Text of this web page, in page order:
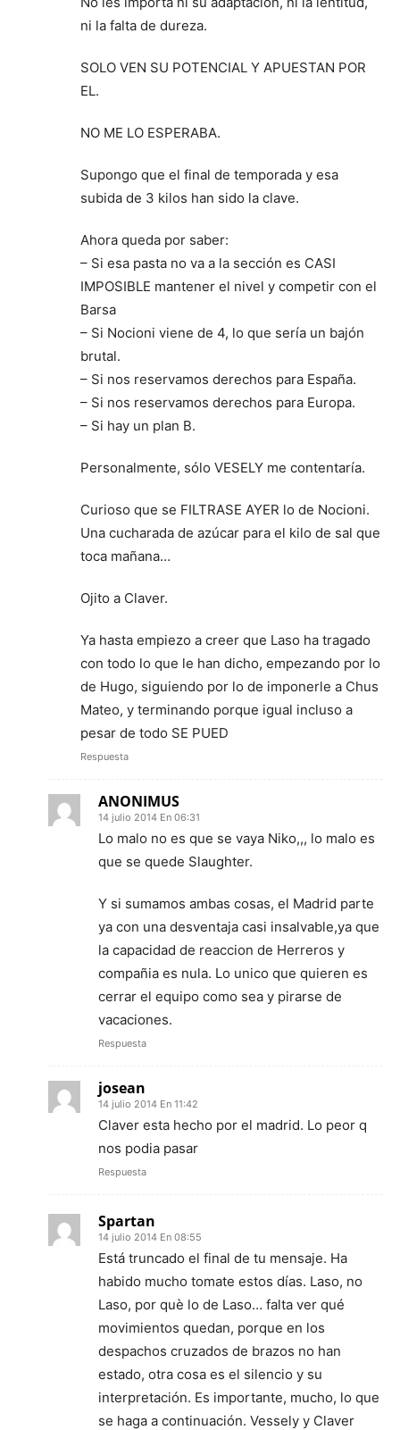
ni la falta de dureza.
SOLO VEN SU POTENCIAL Y APUESTAN POR
EL.
NO ME LO ESPERABA.
Supongo que el final de temporada y esa
subida de 3 kilos han sido la clave.
Ahora queda por saber:
– Si esa pasta no va a la sección es CASI
IMPOSIBLE mantener el nivel y competir con el
Barsa
– Si Nocioni viene de 4, lo que sería un bajón
brutal.
– Si nos reservamos derechos para España.
– Si nos reservamos derechos para Europa.
– Si hay un plan B.
Personalmente, sólo VESELY me contentaría.
Curioso que se FILTRASE AYER lo de Nocioni.
Una cucharada de azúcar para el kilo de sal que
toca mañana…
Ojito a Claver.
Ya hasta empiezo a creer que Laso ha tragado
con todo lo que le han dicho, empezando por lo
de Hugo, siguiendo por lo de imponerle a Chus
Mateo, y terminando porque igual incluso a
pesar de todo SE PUED
Respuesta
ANONIMUS
14 julio 2014 En 06:31
Lo malo no es que se vaya Niko,,, lo malo es
que se quede Slaughter.
Y si sumamos ambas cosas, el Madrid parte
ya con una desventaja casi insalvable,ya que
la capacidad de reaccion de Herreros y
compañia es nula. Lo unico que quieren es
cerrar el equipo como sea y pirarse de
vacaciones.
Respuesta
josean
14 julio 2014 En 11:42
Claver esta hecho por el madrid. Lo peor q
nos podia pasar
Respuesta
Spartan
14 julio 2014 En 08:55
Está truncado el final de tu mensaje. Ha
habido mucho tomate estos días. Laso, no
Laso, por què lo de Laso… falta ver qué
movimientos quedan, porque en los
despachos cruzados de brazos no han
estado, otra cosa es el silencio y su
interpretación. Es importante, mucho, lo que
se haga a continuación. Vessely y Claver